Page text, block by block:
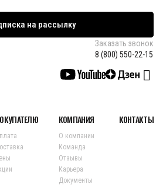
на рассылку
Заказать звонок
8 (800) 550-22-15
КОМПАНИЯ
О компании
Команда
Отзывы
Карьера
Документы
КОНТАКТЫ